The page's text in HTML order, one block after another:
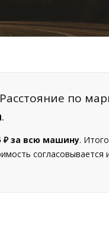
по
.
₽ за всю машину.